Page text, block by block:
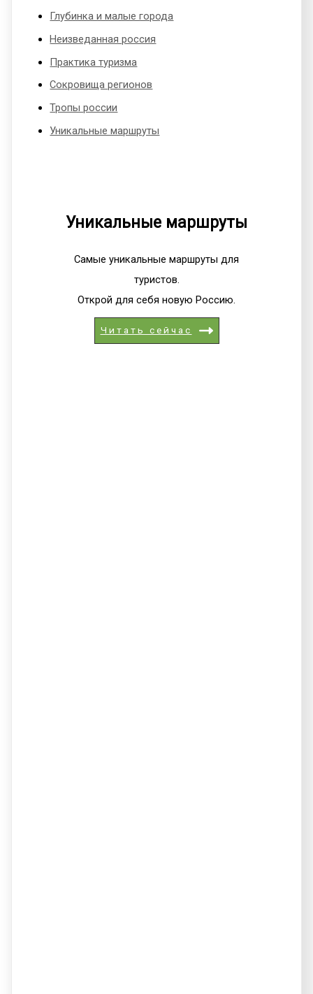
Глубинка и малые города
Неизведанная россия
Практика туризма
Сокровища регионов
Тропы россии
Уникальные маршруты
Уникальные маршруты
Самые уникальные маршруты для
туристов.
Открой для себя новую Россию.
Читать сейчас